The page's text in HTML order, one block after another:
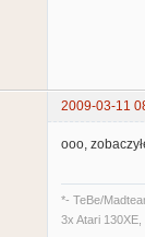
2009-03-11
ooo,
*- TeBe/
3x Atari